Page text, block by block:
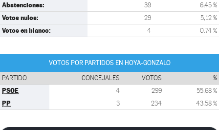
Abstenciones: 39 6,45 %
Votos nulos: 29 5,12 %
Votos en blanco: 4 0,74 %
VOTOS POR PARTIDOS EN HOYA-GONZALO
PARTIDO CONCEJALES VOTOS %
PSOE 4 299 55,68 %
PP 3 234 43,58 %